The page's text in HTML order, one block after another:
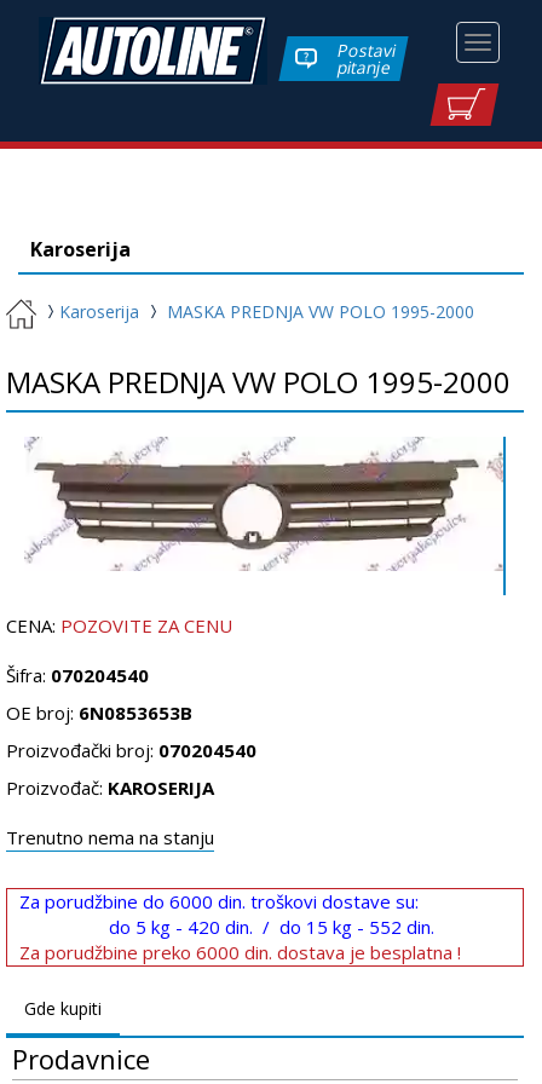
Toggle
Postavi
pitanje
Karoserija
Karoserija MASKA PREDNJA VW POLO 1995-2000
MASKA PREDNJA VW POLO 1995-2000
CENA: POZOVITE ZA CENU
Šifra: 070204540
OE broj: 6N0853653B
Proizvođački broj: 070204540
Proizvođač: KAROSERIJA
Trenutno nema na stanju
Za porudžbine do 6000 din. troškovi dostave su:
do 5 kg - 420 din. / do 15 kg - 552 din.
Za porudžbine preko 6000 din. dostava je besplatna !
Gde kupiti
Prodavnice